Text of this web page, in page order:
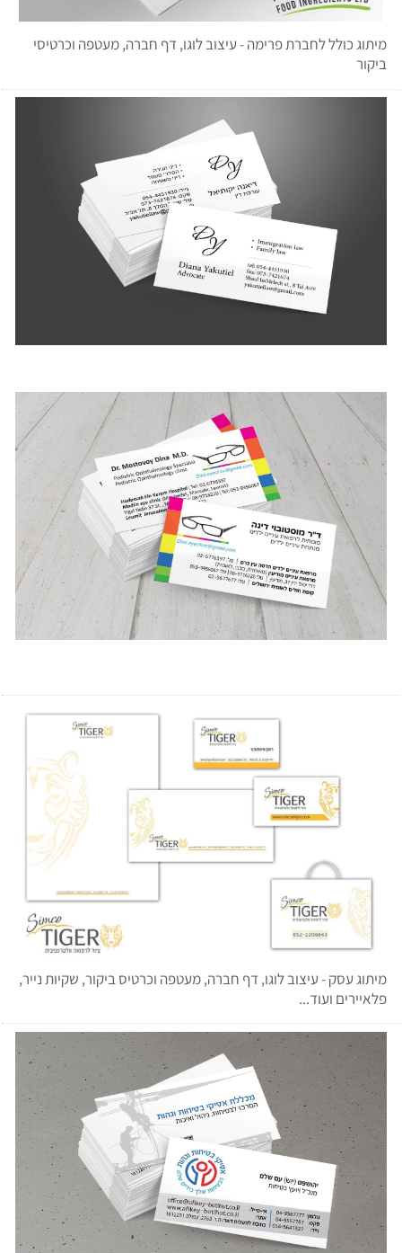
מיתוג כולל לחברת פרימה - עיצוב לוגו, דף חברה, מעטפה וכרטיסי
ביקור
מיתוג עסק - עיצוב לוגו, דף חברה, מעטפה וכרטיס ביקור, שקיות נייר,
פלאיירים ועוד...